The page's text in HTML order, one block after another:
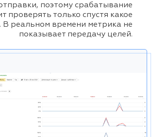
поэтому срабатывание
проверять только спустя какое
В реальном времени метрика не
показывает передачу целей.